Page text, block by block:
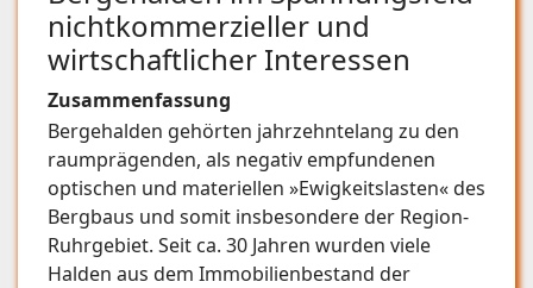
nichtkommerzieller und
wirtschaftlicher Interessen
Zusammenfassung
Bergehalden gehörten jahrzehntelang zu den
raumprägenden, als negativ empfundenen
optischen und materiellen »Ewigkeitslasten« des
Bergbaus und somit insbesondere der Region­
Ruhrgebiet. Seit ca. 30 Jahren wurden viele
Halden aus dem Immobilienbestand der